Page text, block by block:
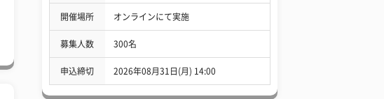
開催場所 オンラインにて実施
募集人数 300名
申込締切 2026年08月31日(月) 14:00